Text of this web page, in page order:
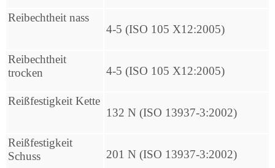
Reibechtheit nass
4-5 (ISO 105 X12:2005)
Reibechtheit
trocken
4-5 (ISO 105 X12:2005)
Reißfestigkeit Kette
132 N (ISO 13937-3:2002)
Reißfestigkeit
Schuss
201 N (ISO 13937-3:2002)